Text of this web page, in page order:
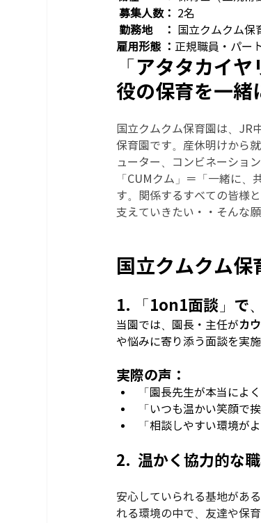
募集人数： 2名
勤務地　：
国立クムクム保
雇用形態 ：正規職員・パー
「アタタカイ
役の保育を一緒
国立クムクム保育園は、JR
保育園です。産休明けから
ューター、コンビネーショ
「CUMクム」＝「一緒に
す。関係するすべての皆様
支えていきたい・・そんな
国立クムクム
1. 「1on1面談」で
当園では、園長・主任がカ
や悩みに寄り添う面談を実施
実際の声：
「園長先生が本当によ
「いつも温かい笑顔で
「相談しやすい環境がよ
2.  温かく協力的な
安心していられる基地があ
れる環境の中で、友達や保